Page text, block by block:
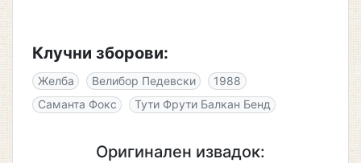
Клучни зборови:
Желба Велибор Педевски
1988
Саманта Фокс
Тути Фрути Балкан Бенд
Оригинален извадок: